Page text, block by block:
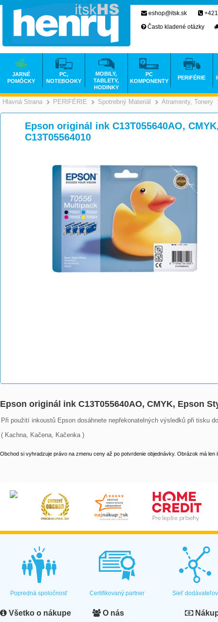
Hlavná Strana >
PERIFÉRIE >
Spotrebný Materiál >
Atramenty, Tonery
Epson originál ink C13T055640AO,
C13T05564010
Epson originál ink C13T055640AO, CMYK, Epson
Při použití inkoustů Epson dosáhnete nepřekonatelných výsledků při tisku
( Kachna, Kačena, Kačenka )
Obchod si vyhradzuje právo na zmenu ceny až po potvrdenie objednávky. Obrázok má len
eshop@itsk.sk
Často kladené otázky
JARNÉ
POMÔCKY
PC,
NOTEBOOKY
MOBILY,
TABLETY,
HODINKY
PC
KOMPONENTY
PERIFÉRIE
Popredná spoločnosť Certifikovaný partner Sieť dodávateľov
Všetko o nákupe O nás